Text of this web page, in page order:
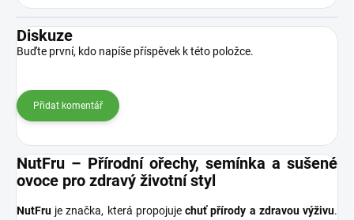
Diskuze
Buďte první, kdo napíše příspěvek k této položce.
Přidat komentář
NutFru – Přírodní ořechy, semínka a sušené
ovoce pro zdravý životní styl
NutFru je značka, která propojujechuť přírody a zdravou výživu.